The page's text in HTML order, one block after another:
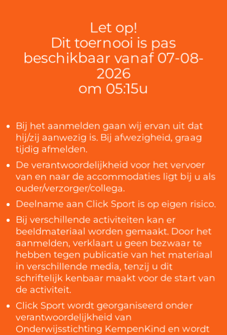
Let op!
Dit toernooi is pas
beschikbaar vanaf 07-08-
2026
om 05:15u
Bij het aanmelden gaan wij ervan uit dat
hij/zij aanwezig is. Bij afwezigheid, graag
tijdig afmelden.
De verantwoordelijkheid voor het vervoer
van en naar de accommodaties ligt bij u als
ouder/verzorger/collega.
Deelname aan Click Sport is op eigen risico.
Bij verschillende activiteiten kan er
beeldmateriaal worden gemaakt. Door het
aanmelden, verklaart u geen bezwaar te
hebben tegen publicatie van het materiaal
in verschillende media, tenzij u dit
schriftelijk kenbaar maakt voor de start van
de activiteit.
Click Sport wordt georganiseerd onder
verantwoordelijkheid van
Onderwijsstichting KempenKind en wordt